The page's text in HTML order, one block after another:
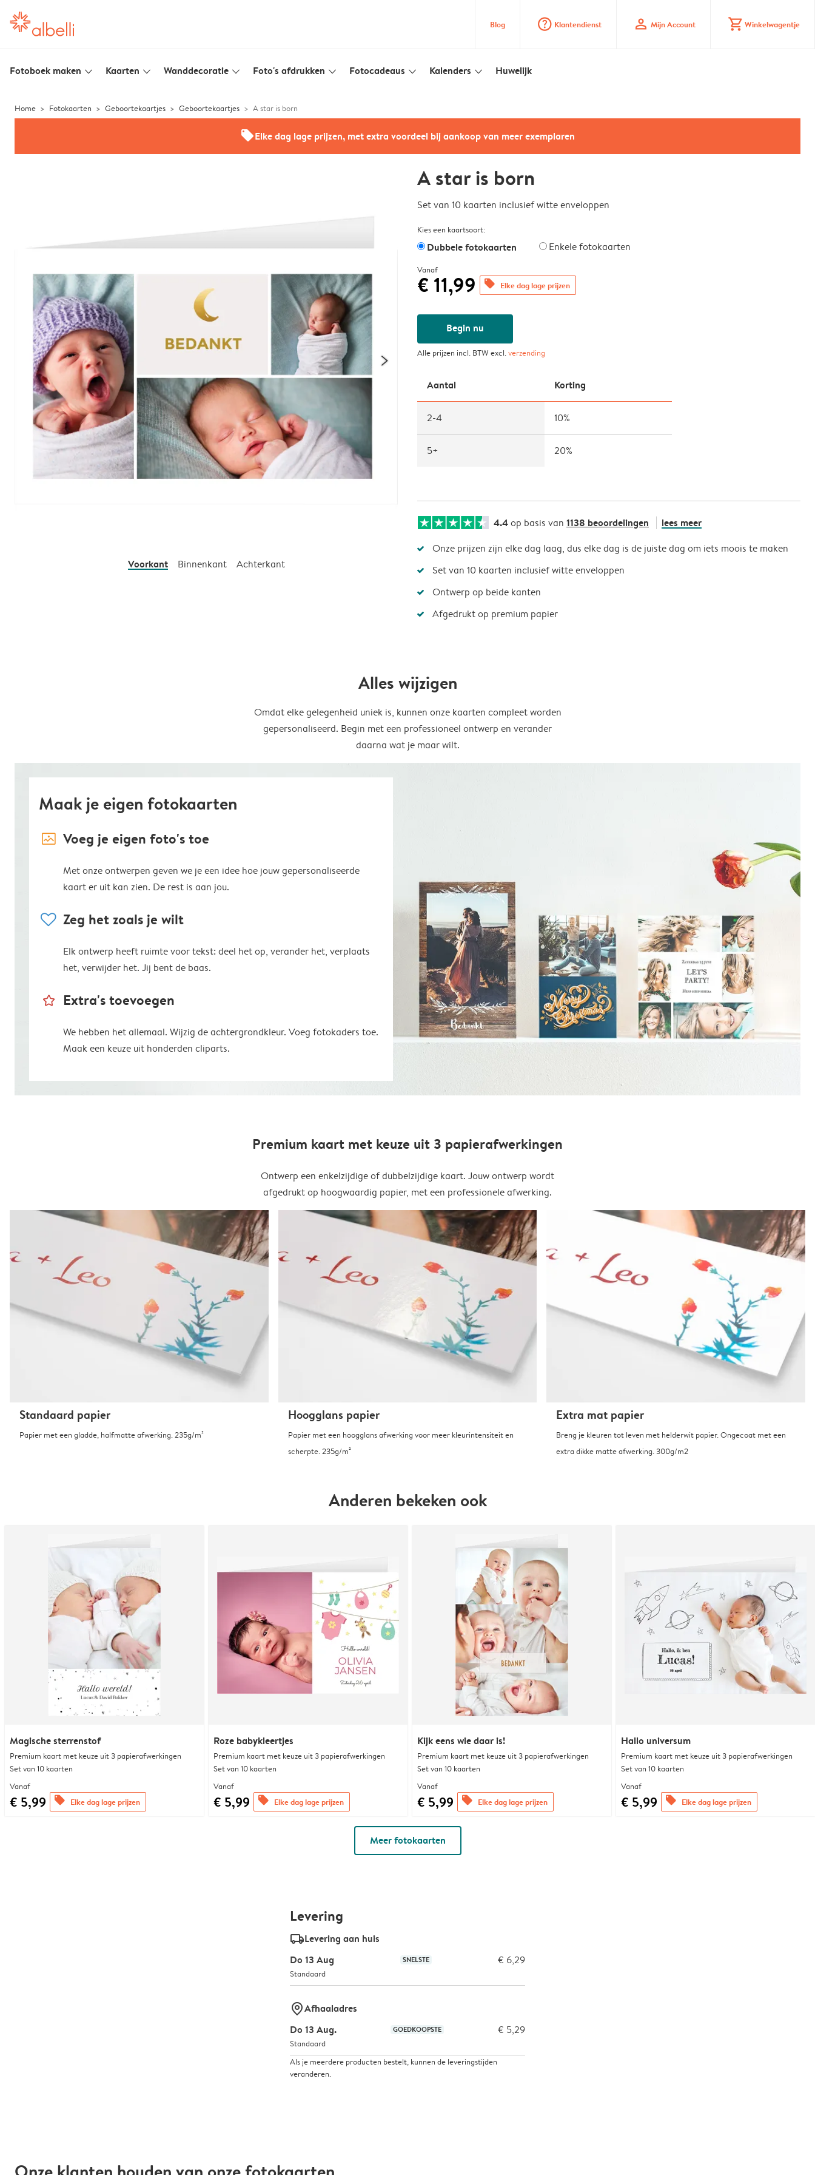
Blog question_mark_circle Klantendienst profile Mijn Account shopping_cart Winkelwagentje
Fotoboek maken slim_arrow_down Kaarten slim_arrow_down Wanddecoratie slim_arrow_down Foto's afdrukken slim_arrow_down Fotocadeaus slim_arrow_down Kalenders slim_arrow_down Huwelijk
Home Fotokaarten Geboortekaartjes Geboortekaartjes A star is born
offersElke dag lage prijzen, met extra voordeel bij aankoop van meer exemplaren
Voorkant Binnenkant Achterkant
A star is born
Set van 10 kaarten inclusief witte enveloppen
Kies een kaartsoort:
Dubbele fotokaarten Enkele fotokaarten
Vanaf
€ 11,99 offers Elke dag lage prijzen
Begin nu
Alle prijzen incl. BTW excl.verzending
Aantal Korting
2-4 10%
5+ 20%
4.4op basis van 1138 beoordelingen lees meer
Onze prijzen zijn elke dag laag, dus elke dag is de juiste dag om iets moois te maken
Set van 10 kaarten inclusief witte enveloppen
Ontwerp op beide kanten
Afgedrukt op premium papier
Alles wijzigen
Omdat elke gelegenheid uniek is, kunnen onze kaarten compleet worden
gepersonaliseerd. Begin met een professioneel ontwerp en verander
daarna wat je maar wilt.
Maak je eigen fotokaarten
image_placeholder Voeg je eigen foto's toe
Met onze ontwerpen geven we je een idee hoe jouw gepersonaliseerde
kaart er uit kan zien. De rest is aan jou.
heart Zeg het zoals je wilt
Elk ontwerp heeft ruimte voor tekst: deel het op, verander het, verplaats
het, verwijder het. Jij bent de baas.
star_outline Extra's toevoegen
We hebben het allemaal. Wijzig de achtergrondkleur. Voeg fotokaders toe.
Maak een keuze uit honderden cliparts.
Premium kaart met keuze uit 3 papierafwerkingen
Ontwerp een enkelzijdige of dubbelzijdige kaart. Jouw ontwerp wordt
afgedrukt op hoogwaardig papier, met een professionele afwerking.
Standaard papier
Papier met een gladde, halfmatte afwerking. 235g/m²
Hoogglans papier
Papier met een hoogglans afwerking voor meer kleurintensiteit en
scherpte. 235g/m²
Extra mat papier
Breng je kleuren tot leven met helderwit papier. Ongecoat met een
extra dikke matte afwerking. 300g/m2
Anderen bekeken ook
Magische sterrenstof
Premium kaart met keuze uit 3 papierafwerkingen
Set van 10 kaarten
Vanaf
€ 5,99 offers Elke dag lage prijzen
Roze babykleertjes
Premium kaart met keuze uit 3 papierafwerkingen
Set van 10 kaarten
Vanaf
€ 5,99 offers Elke dag lage prijzen
Kijk eens wie daar is!
Premium kaart met keuze uit 3 papierafwerkingen
Set van 10 kaarten
Vanaf
€ 5,99 offers Elke dag lage prijzen
Hallo universum
Premium kaart met keuze uit 3 papierafwerkingen
Set van 10 kaarten
Vanaf
€ 5,99 offers Elke dag lage prijzen
Meer fotokaarten
Levering
delivery_standard_v2Levering aan huis
Do 13 Aug
SNELSTE € 6,29
Standaard
marker-pinAfhaaladres
Do 13 Aug.
GOEDKOOPSTE € 5,29
Standaard
Als je meerdere producten bestelt, kunnen de leveringstijden
veranderen.